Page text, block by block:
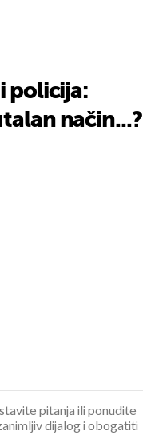
policija:
način...?
pitanja ili ponudite
dijalog i obogatiti